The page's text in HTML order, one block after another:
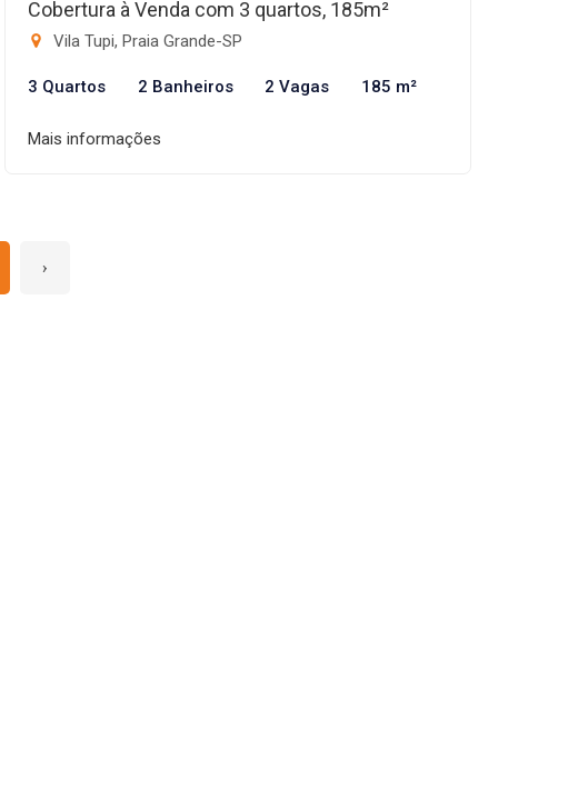
Cobertura à Venda com 3 quartos, 185m²
Vila Tupi, Praia Grande-SP
3 Quartos 2 Banheiros 2 Vagas 185 m²
Mais informações
›